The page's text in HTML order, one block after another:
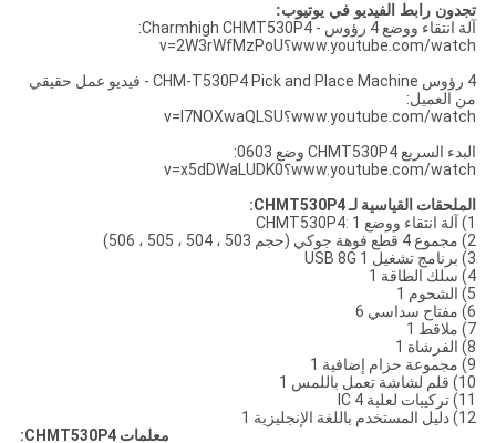
تجدون رابط الفيديو في يوتيوب:
آلة انتقاء ووضع 4 رؤوس - Charmhigh CHMT530P4:
www.youtube.com/watch؟v=2W3rWfMzPoU
4 رؤوس CHM-T530P4 Pick and Place Machine - فيديو عمل حقيقي
من العميل:
www.youtube.com/watch؟v=l7NOXwaQLSU
البدء السريع CHMT530P4 وضع 0603:
www.youtube.com/watch؟v=x5dDWaLUDK0
الملحقات القياسية لـ CHMT530P4:
1) آلة انتقاء ووضع CHMT530P4: 1
2) مجموع 4 قطع فوهة جوكي (حجم 503 ، 504 ، 505 ، 506)
3) برنامج تشغيل USB 8G 1
4) سلك الطاقة 1
5) الشحوم 1
6) مفتاح سداسي 6
7) ملاقط 1
8) الفرشاة 1
9) مجموعة حزام إضافية 1
10) قلم لشاشة تعمل باللمس 1
11) تركيبات لعلبة IC 4
12) دليل المستخدم باللغة الإنجليزية 1
معلمات CHMT530P4: